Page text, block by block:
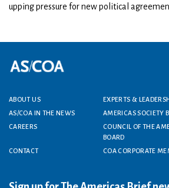
upping pressure for new political
Footer menu
ABOUT US
EXPERTS &
AS/COA IN THE NEWS
AMERICAS SOCIETY
CAREERS
COUNCIL OF THE
BOARD
CONTACT
COA CORPORATE